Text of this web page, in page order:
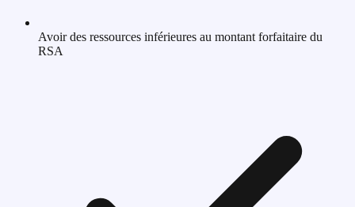
Avoir des ressources inférieures au montant forfaitaire du
RSA